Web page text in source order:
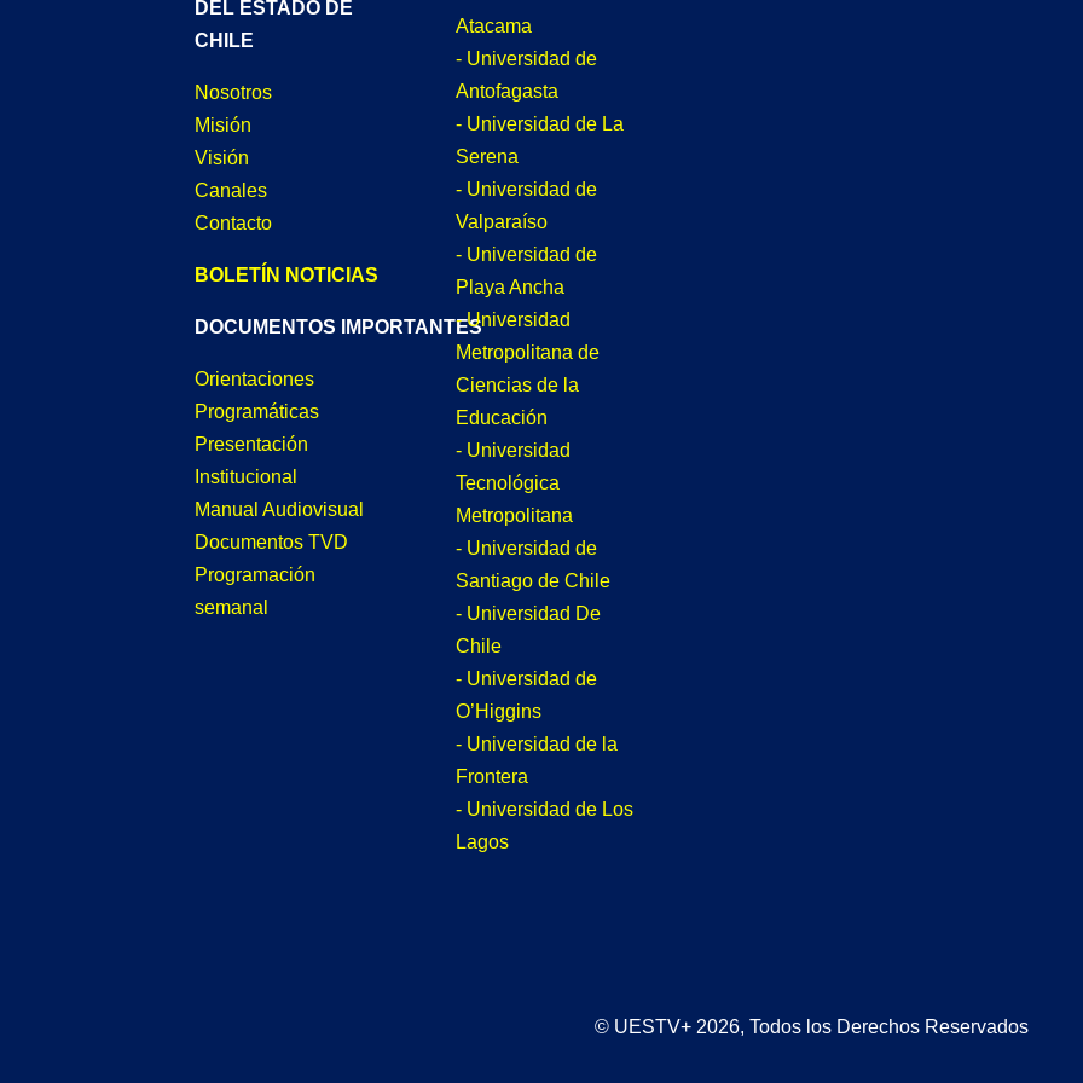
DEL ESTADO DE
CHILE
Nosotros
Misión
Visión
Canales
Contacto
BOLETÍN NOTICIAS
DOCUMENTOS IMPORTANTES
Orientaciones
Programáticas
Presentación
Institucional
Manual Audiovisual
Documentos TVD
Programación
semanal
Atacama
- Universidad de
Antofagasta
- Universidad de La
Serena
- Universidad de
Valparaíso
- Universidad de
Playa Ancha
- Universidad
Metropolitana de
Ciencias de la
Educación
- Universidad
Tecnológica
Metropolitana
- Universidad de
Santiago de Chile
- Universidad De
Chile
- Universidad de
O’Higgins
- Universidad de la
Frontera
- Universidad de Los
Lagos
© UESTV+ 2026, Todos los Derechos Reservados